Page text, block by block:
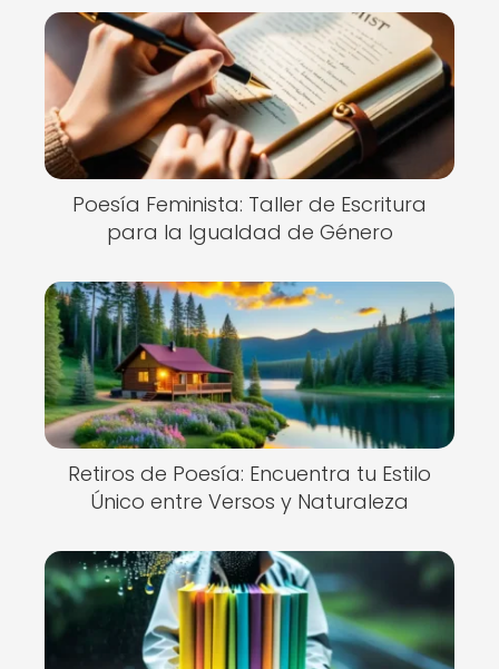
Poesía Feminista: Taller de Escritura
para la Igualdad de Género
Retiros de Poesía: Encuentra tu Estilo
Único entre Versos y Naturaleza